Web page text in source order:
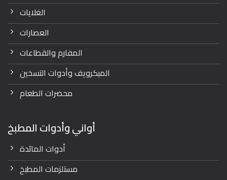
الغلايات
العصارات
المفارم والقطاعات
الميكرويف وأدوات التسخين
محضرات الطعام
أواني وأدوات المطبخ
أدوات المائدة
مستلزمات المطبخ